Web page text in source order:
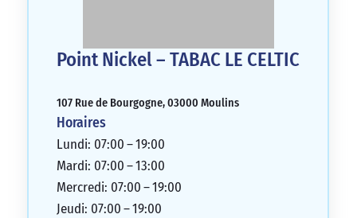
Point Nickel – TABAC LE CELTIC
107 Rue de Bourgogne, 03000 Moulins
Horaires
Lundi: 07:00 – 19:00
Mardi: 07:00 – 13:00
Mercredi: 07:00 – 19:00
Jeudi: 07:00 – 19:00